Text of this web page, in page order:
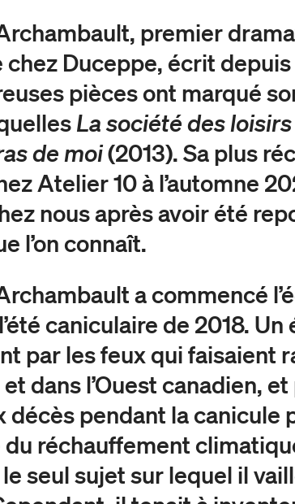
premier
chez Duceppe, écrit
pièces ont marqué
La société des loisirs
de moi(2013). Sa plus ré
Atelier 10 à l’automne
nous après avoir été
l’on connaît.
a commencé
caniculaire de 2018.
par les feux qui faisaient
dans l’Ouest canadien,
décès pendant la canicule
réchauffement
seul sujet sur lequel il